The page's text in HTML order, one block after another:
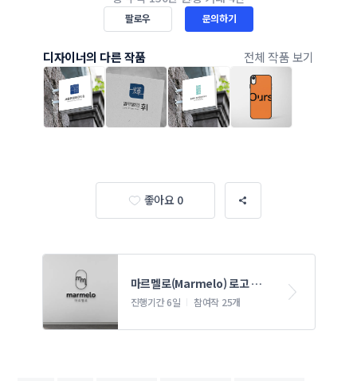
팔로우 문의하기
디자이너의 다른 작품 전체 작품 보기
좋아요 0
마르멜로(Marmelo) 로고 콘
테스트
진행기간 6일 참여작 25개